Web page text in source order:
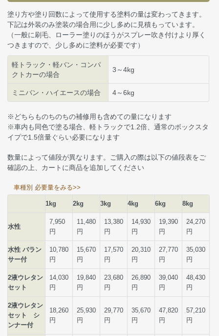
塗り方や塗り回数によって使用する塗料の量は変わってきます。
下記は外装のみ塗装の場合用に少し多めに見積もっています。
（一般に刷毛、ローラー塗りのほうがスプレー吹き付けより厚く
つきますので、少し多めに塗料が必要です）
軽トラック・軽バン・コンパ
クトカーの場合
3～4kg
ミニバン・ハイエースの場合 4～6kg
※どちらものちのちの補修用も含めての量になります
※車内も同色で塗る場合、軽トラックで1.2倍、通常のボックスタ
イプで1.5倍量ぐらい必要になります
数量によって値段が異なります。ご購入の際は以下の値段表をご
確認の上、カートに商品を追加してください
車種別 必要量をみる>>